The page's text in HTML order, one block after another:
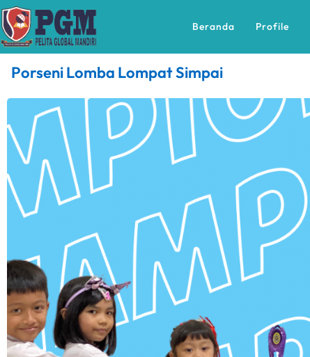
Beranda Profile
Porseni Lomba Lompat Simpai